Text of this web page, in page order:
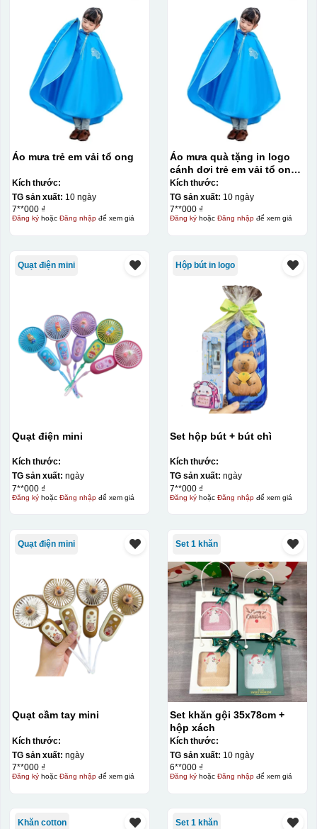
Hộp xi lót lụa
Áo mưa trẻ em vải tổ ong
Kích thước:
TG sản xuất: 10 ngày
7**000 ₫
Đăng kýhoặc Đăng nhậpđể xem giá
Áo mưa quà tặng in logo
cánh dơi trẻ em vải tổ ong
KQ-AM11
Kích thước:
TG sản xuất: 10 ngày
7**000 ₫
Đăng kýhoặc Đăng nhậpđể xem giá
Quạt điện mini
Quạt điện mini
Kích thước:
TG sản xuất: ngày
7**000 ₫
Đăng kýhoặc Đăng nhậpđể xem giá
Hộp bút in logo
Set hộp bút + bút chì
Kích thước:
TG sản xuất: ngày
7**000 ₫
Đăng kýhoặc Đăng nhậpđể xem giá
Quạt điện mini
Quạt cầm tay mini
Kích thước:
TG sản xuất: ngày
7**000 ₫
Đăng kýhoặc Đăng nhậpđể xem giá
Set 1 khăn
Set khăn gội 35x78cm +
hộp xách
Kích thước:
TG sản xuất: 10 ngày
6**000 ₫
Đăng kýhoặc Đăng nhậpđể xem giá
Khăn cotton Set 1 khăn